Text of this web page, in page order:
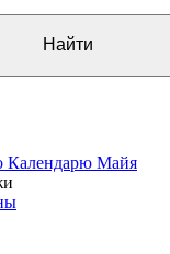
Найти
Календарю Майя